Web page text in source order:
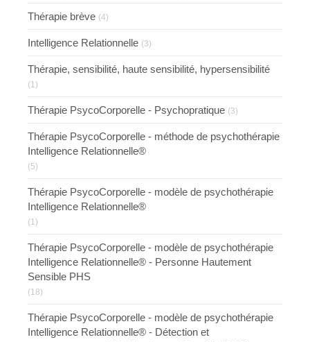
Thérapie brève (4)
Intelligence Relationnelle (3)
Thérapie, sensibilité, haute sensibilité, hypersensibilité
(1)
Thérapie PsycoCorporelle - Psychopratique (3)
Thérapie PsycoCorporelle - méthode de psychothérapie
Intelligence Relationnelle®
(5)
Thérapie PsycoCorporelle - modèle de psychothérapie
Intelligence Relationnelle®
(1)
Thérapie PsycoCorporelle - modèle de psychothérapie
Intelligence Relationnelle® - Personne Hautement
Sensible PHS
(18)
Thérapie PsycoCorporelle - modèle de psychothérapie
Intelligence Relationnelle® - Détection et